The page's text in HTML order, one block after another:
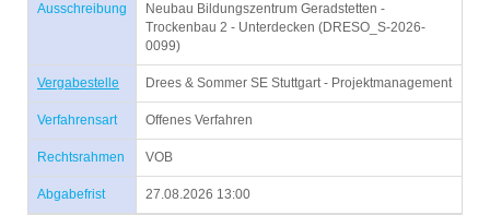
Ausschreibung
Neubau Bildungszentrum Geradstetten -
Trockenbau 2 - Unterdecken (DRESO_S-2026-
0099)
Vergabestelle Drees & Sommer SE Stuttgart - Projektmanagement
Verfahrensart Offenes Verfahren
Rechtsrahmen VOB
Abgabefrist 27.08.2026 13:00